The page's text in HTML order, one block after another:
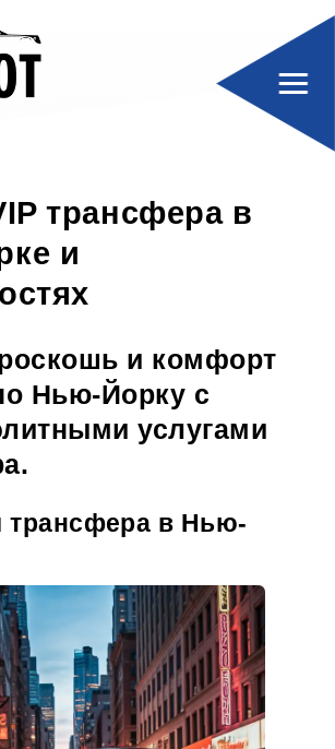
трансфера в
и
и комфорт
Нью-Йорку с
услугами
трансфера в Нью-